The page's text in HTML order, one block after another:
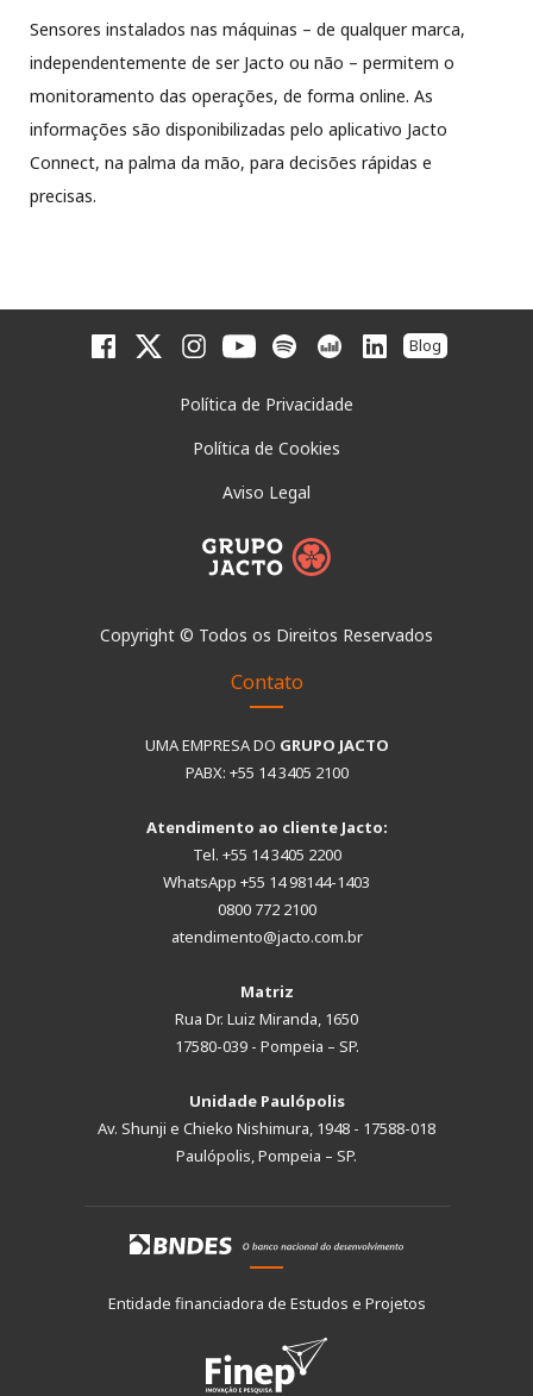
Sensores instalados nas máquinas – de qualquer marca,
independentemente de ser Jacto ou não – permitem o
monitoramento das operações, de forma online. As
informações são disponibilizadas pelo aplicativo Jacto
Connect, na palma da mão, para decisões rápidas e
precisas.
Blog
Política de Privacidade
Política de Cookies
Aviso Legal
Copyright © Todos os Direitos Reservados
Contato
UMA EMPRESA DO GRUPO JACTO
PABX: +55 14 3405 2100
Atendimento ao cliente Jacto:
Tel. +55 14 3405 2200
WhatsApp +55 14 98144-1403
0800 772 2100
atendimento@jacto.com.br
Matriz
Rua Dr. Luiz Miranda, 1650
17580-039 - Pompeia – SP.
Unidade Paulópolis
Av. Shunji e Chieko Nishimura, 1948 - 17588-018
Paulópolis, Pompeia – SP.
Entidade financiadora de Estudos e Projetos